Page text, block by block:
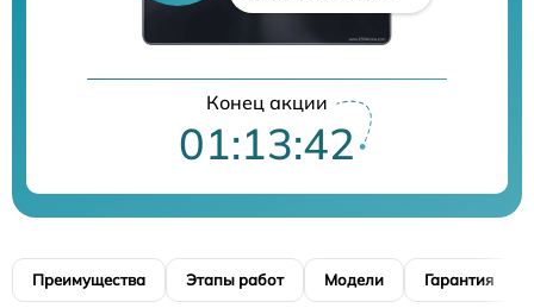
Конец акции
01:13:41
Преимущества Этапы работ Модели Гарантия